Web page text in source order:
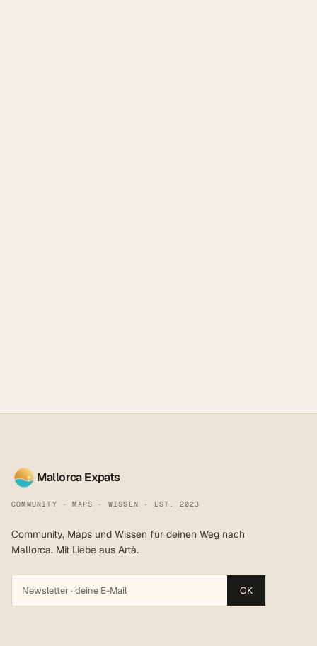
Mallorca Expats
COMMUNITY · MAPS · WISSEN · EST. 2023
Community, Maps und Wissen für deinen Weg nach
Mallorca. Mit Liebe aus Artà.
OK